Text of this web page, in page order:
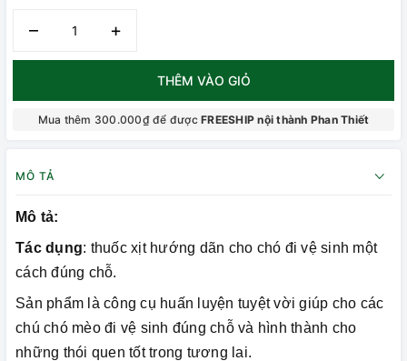
– +
THÊM VÀO GIỎ
Mua thêm 300.000₫ để đượcFREESHIP nội thành Phan Thiết
MÔ TẢ
Mô tả:
Tác dụng: thuốc xịt hướng dãn cho chó đi vệ sinh một
cách đúng chỗ.
Sản phẩm là công cụ huấn luyện tuyệt vời giúp cho các
chú chó mèo đi vệ sinh đúng chỗ và hình thành cho
những thói quen tốt trong tương lai.